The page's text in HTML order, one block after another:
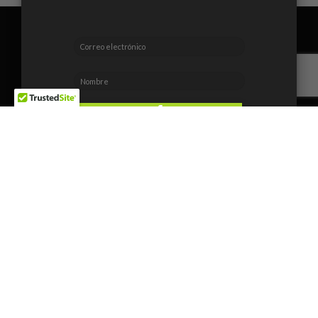
NUESTRAS TIENDAS
Copyright 2026 ©